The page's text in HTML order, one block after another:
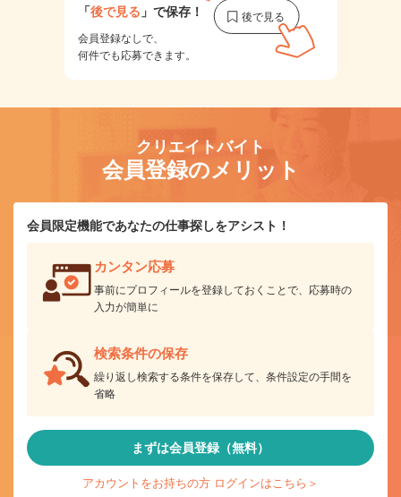
「後で見る 」で保存！
会員登録なしで、
何件でも応募できます。
クリエイトバイト
会員登録のメリット
会員限定機能であなたの仕事探しをアシスト！
カンタン応募
事前にプロフィールを登録しておくことで、応募時の
入力が簡単に
検索条件の保存
繰り返し検索する条件を保存して、条件設定の手間を
省略
まずは会員登録（無料）
アカウントをお持ちの方 ログインはこちら＞